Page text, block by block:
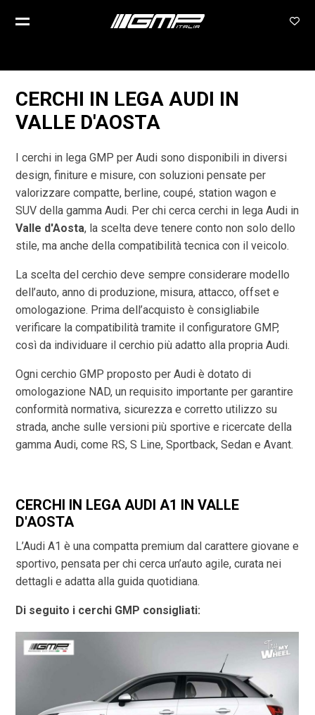
CERCHI IN LEGA AUDI IN
VALLE D'AOSTA
I cerchi in lega GMP per Audi sono disponibili in diversi
design, finiture e misure, con soluzioni pensate per
valorizzare compatte, berline, coupé, station wagon e
SUV della gamma Audi. Per chi cerca cerchi in lega Audi in
Valle d'Aosta, la scelta deve tenere conto non solo dello
stile, ma anche della compatibilità tecnica con il veicolo.
La scelta del cerchio deve sempre considerare modello
dell’auto, anno di produzione, misura, attacco, offset e
omologazione. Prima dell’acquisto è consigliabile
verificare la compatibilità tramite il configuratore GMP,
così da individuare il cerchio più adatto alla propria Audi.
Ogni cerchio GMP proposto per Audi è dotato di
omologazione NAD, un requisito importante per garantire
conformità normativa, sicurezza e corretto utilizzo su
strada, anche sulle versioni più sportive e ricercate della
gamma Audi, come RS, S Line, Sportback, Sedan e Avant.
CERCHI IN LEGA AUDI A1 IN VALLE
D'AOSTA
L’Audi A1 è una compatta premium dal carattere giovane e
sportivo, pensata per chi cerca un’auto agile, curata nei
dettagli e adatta alla guida quotidiana.
Di seguito i cerchi GMP consigliati: